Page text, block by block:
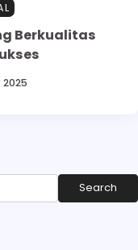
Berkualitas
Search